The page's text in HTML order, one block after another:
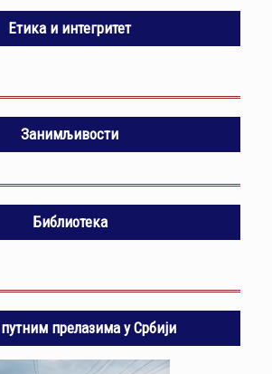
Етика и интегритет
Занимљивости
Библиотека
прелазима у Србији